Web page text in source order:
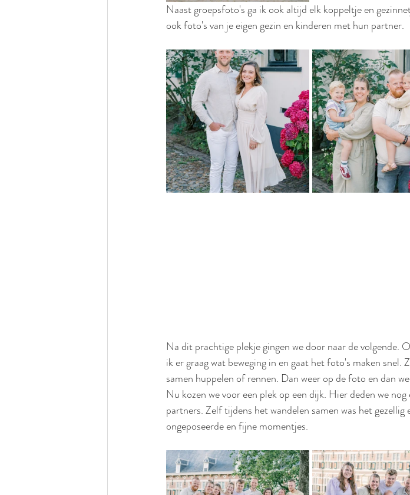
Naast groepsfoto's ga ik ook altijd elk koppeltje en
ook foto's van je eigen gezin en kinderen met hun partner.
Na dit prachtige plekje gingen we door naar de volgende.
ik er graag wat beweging in en gaat het foto's maken snel.
samen huppelen of rennen. Dan weer op de foto en dan
Nu kozen we voor een plek op een dijk. Hier deden we
partners. Zelf tijdens het wandelen samen was het
ongeposeerde en fijne momentjes.